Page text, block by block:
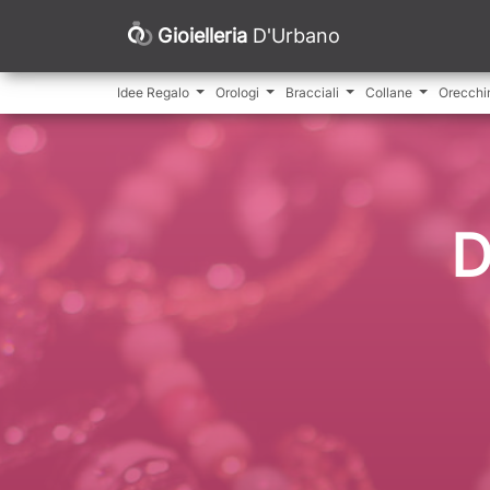
Gioielleria D'Urbano
Idee Regalo Orologi Bracciali Collane